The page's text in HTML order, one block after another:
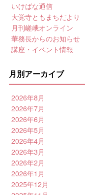
いけばな通信
大覚寺ともまちだより
月刊嵯峨オンライン
華務長からのお知らせ
講座・イベント情報
月別アーカイブ
2026年8月
2026年7月
2026年6月
2026年5月
2026年4月
2026年3月
2026年2月
2026年1月
2025年12月